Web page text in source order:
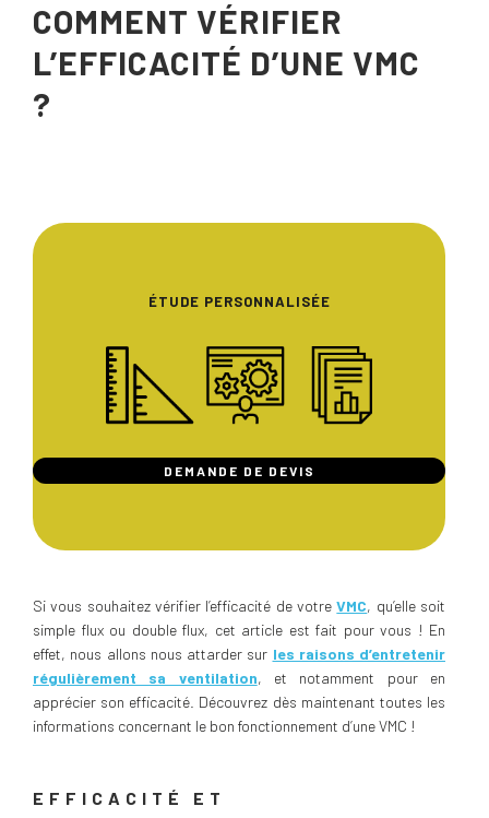
COMMENT VÉRIFIER
L’EFFICACITÉ D’UNE VMC
?
ÉTUDE PERSONNALISÉE
DEMANDE DE DEVIS
Si vous souhaitez vérifier l’efficacité de votreVMC, qu’elle soit
simple flux ou double flux, cet article est fait pour vous ! En
effet, nous allons nous attarder sur les raisons d’entretenir
régulièrement sa ventilation, et notamment pour en
apprécier son efficacité. Découvrez dès maintenant toutes les
informations concernant le bon fonctionnement d’une VMC !
EFFICACITÉ ET